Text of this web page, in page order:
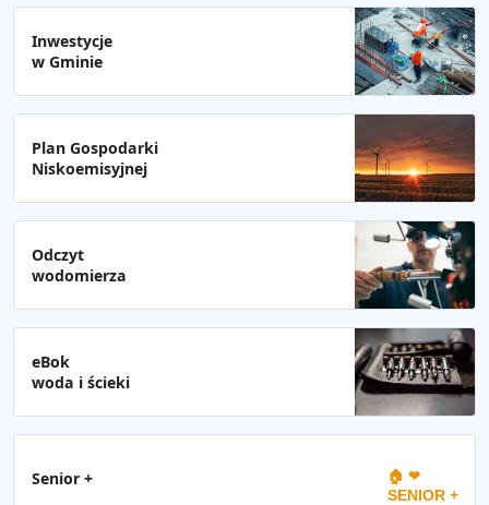
Inwestycje
w Gminie
Plan Gospodarki
Niskoemisyjnej
Odczyt
wodomierza
eBok
woda i ścieki
Senior + 🏠 ❤
SENIOR +